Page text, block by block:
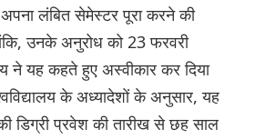
लंबित सेमेस्टर पूरा करने की
उनके अनुरोध को 23 फरवरी
ने यह कहते हुए अस्वीकार कर दिया
के अध्यादेशों के अनुसार, यह
डिग्री प्रवेश की तारीख से छह साल